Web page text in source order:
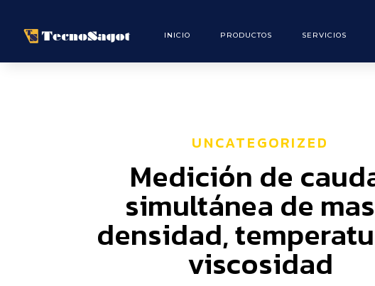
INICIO PRODUCTOS SERVICIOS
UNCATEGORIZED
Medición de
simultánea de
densidad,
viscosidad